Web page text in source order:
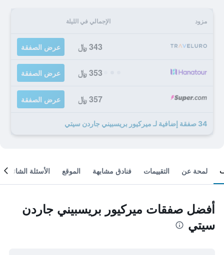
مزود الإجمالي في الليلة
343 ﷼ عرض الصفقة
353 ﷼ عرض الصفقة
357 ﷼ عرض الصفقة
34 صفقة إضافية لـ ميركيور بريسبيني جاردن سيتي
لمحة عن التقييمات فنادق مشابهة الموقع الأسئلة الشائعة
أفضل صفقات ميركيور بريسبيني جاردن
سيتي